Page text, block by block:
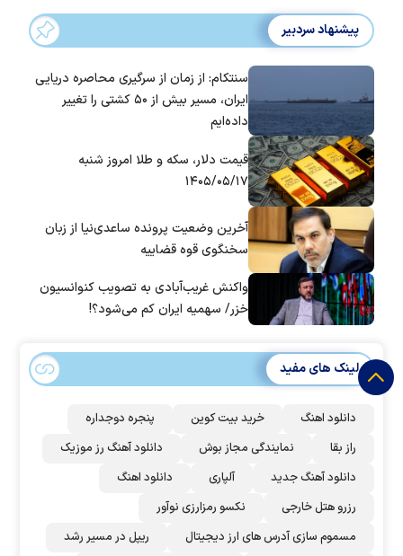
پیشنهاد سردبیر
سنتکام: از زمان از سرگیری محاصره دریایی
ایران، مسیر بیش از ۵۰ کشتی را تغییر
داده‌ایم
قیمت دلار، سکه و طلا امروز شنبه
۱۴۰۵/۰۵/۱۷
آخرین وضعیت پرونده ساعدی‌نیا از زبان
سخنگوی قوه قضاییه
واکنش غریب‌آبادی به تصویب کنوانسیون
خزر/ سهمیه ایران کم می‌شود؟!
لینک های مفید
دانلود اهنگ خرید بیت کوین
پنجره دوجداره
راز بقا
نمایندگی مجاز بوش
دانلود آهنگ رز‌ موزیک
دانلود آهنگ جدید
آلپاری
دانلود اهنگ
رزرو هتل خارجی
نکسو رمزارزی نوآور
مسموم سازی آدرس های ارز دیجیتال
ریپل در مسیر رشد